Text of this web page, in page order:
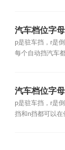
汽车档位字
p是驻车挡，r是
每个自动挡汽车
汽车档位字
p是驻车挡，r是
挡和n挡都可以在